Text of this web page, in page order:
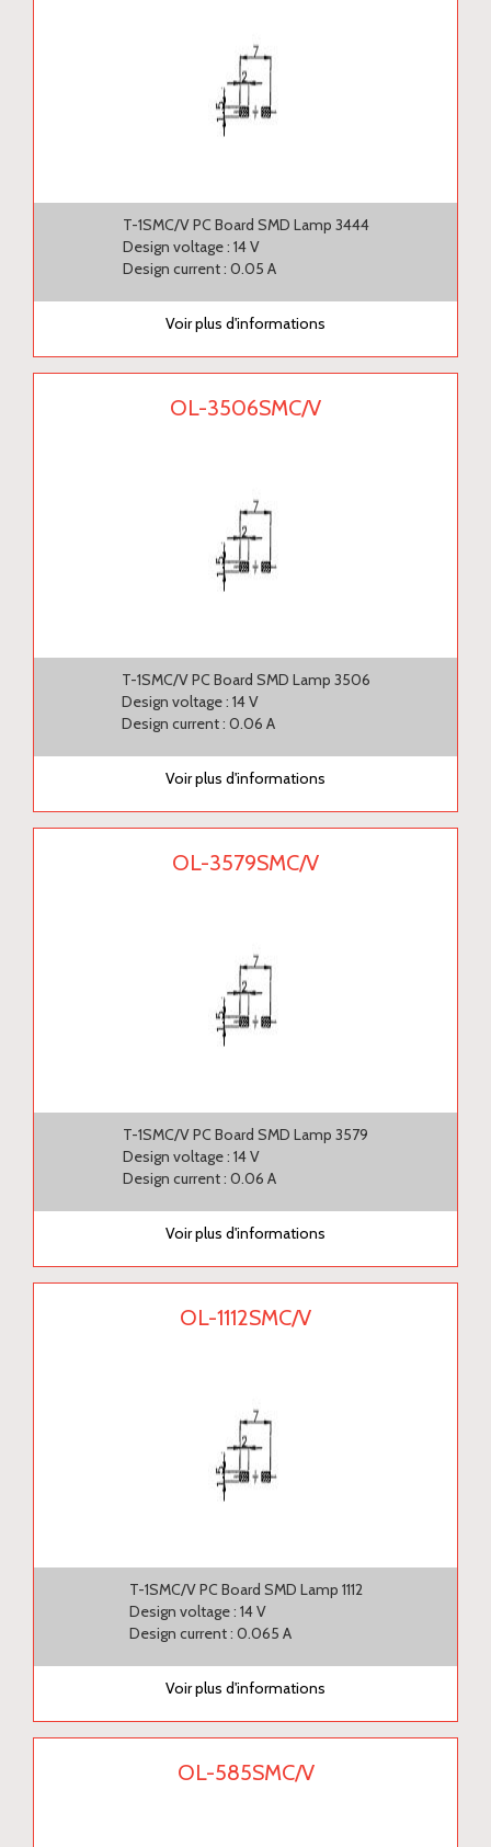
T-1SMC/V PC Board SMD Lamp 3444
Design voltage : 14 V
Design current : 0.05 A
Voir plus d'informations
OL-3506SMC/V
T-1SMC/V PC Board SMD Lamp 3506
Design voltage : 14 V
Design current : 0.06 A
Voir plus d'informations
OL-3579SMC/V
T-1SMC/V PC Board SMD Lamp 3579
Design voltage : 14 V
Design current : 0.06 A
Voir plus d'informations
OL-1112SMC/V
T-1SMC/V PC Board SMD Lamp 1112
Design voltage : 14 V
Design current : 0.065 A
Voir plus d'informations
OL-585SMC/V